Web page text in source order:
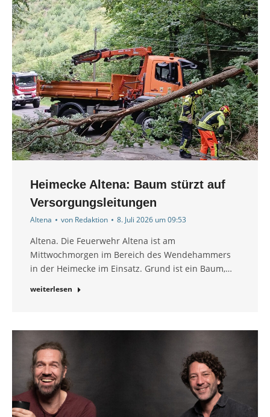
Heimecke Altena: Baum stürzt auf
Versorgungsleitungen
Altena von Redaktion 8. Juli 2026 um 09:53
Altena. Die Feuerwehr Altena ist am
Mittwochmorgen im Bereich des Wendehammers
in der Heimecke im Einsatz. Grund ist ein Baum,…
weiterlesen